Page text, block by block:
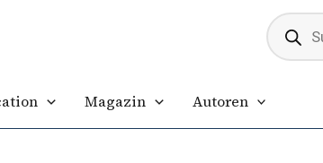
Products
search
Magazin Autoren